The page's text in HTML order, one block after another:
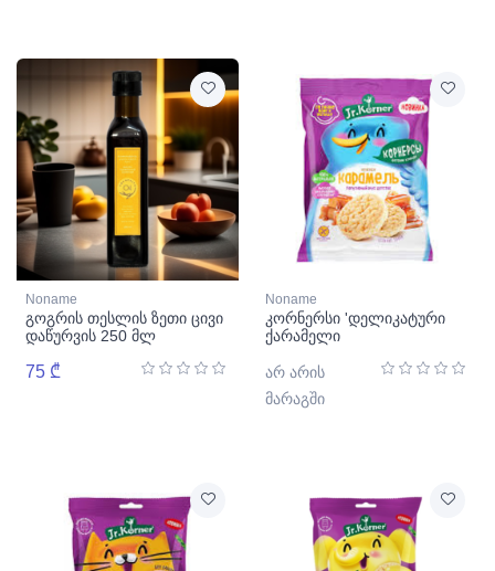
Noname
გოგრის თესლის ზეთი ცივი
დაწურვის 250 მლ
75 ₾
Noname
კორნერსი 'დელიკატური
ქარამელი
არ არის
მარაგში